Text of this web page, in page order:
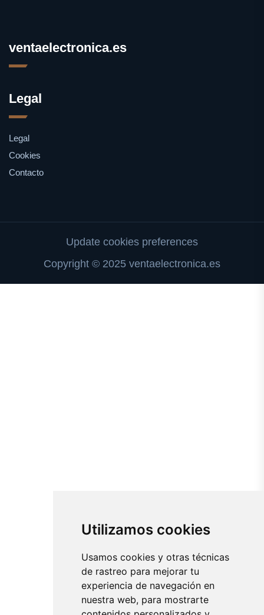
Utilizamos cookies
Usamos cookies y otras técnicas
de rastreo para mejorar tu
experiencia de navegación en
nuestra web, para mostrarte
ventaelectronica.es
Legal
Legal
Cookies
Contacto
Update cookies preferences
Copyright © 2025 ventaelectronica.es